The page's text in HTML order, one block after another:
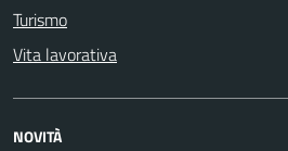
Turismo
Vita lavorativa
NOVITÀ